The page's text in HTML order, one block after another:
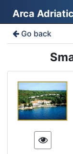
Arca
Go back